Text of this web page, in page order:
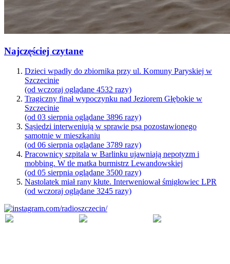
Najczęściej czytane
Dzieci wpadły do zbiornika przy ul. Komuny Paryskiej w
Szczecinie
(od wczoraj oglądane 4532 razy)
Tragiczny finał wypoczynku nad Jeziorem Głębokie w
Szczecinie
(od 03 sierpnia oglądane 3896 razy)
Sąsiedzi interweniują w sprawie psa pozostawionego
samotnie w mieszkaniu
(od 06 sierpnia oglądane 3789 razy)
Pracownicy szpitala w Barlinku ujawniają nepotyzm i
mobbing. W tle matka burmistrz Lewandowskiej
(od 05 sierpnia oglądane 3500 razy)
Nastolatek miał rany kłute. Interweniował śmigłowiec LPR
(od wczoraj oglądane 3245 razy)